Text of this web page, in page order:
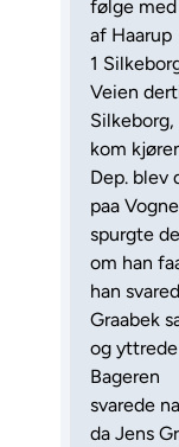
følge med
af Haarup
1
Veien
Silkeborg,
kom
Dep. blev
paa
spurgte
om han
han
Graabek
og
Bageren
svarede
da Jens